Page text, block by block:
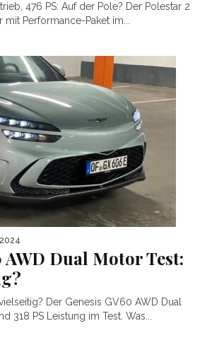
476 PS: Auf der Pole? Der Polestar 2
mit Performance-Paket im...
AWD Dual Motor Test:
Der Genesis GV60 AWD Dual
318 PS Leistung im Test. Was...